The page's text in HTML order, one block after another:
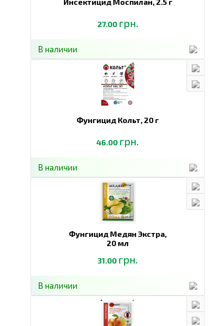
27.00 грн.
В наличии
Фунгицид Кольт, 20 г
46.00 грн.
В наличии
Фунгицид Медян Экстра,
20 мл
31.00 грн.
В наличии